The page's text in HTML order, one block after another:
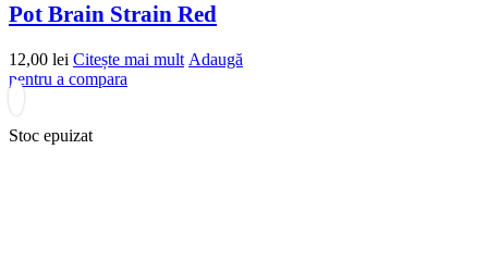
Pot Brain Strain Red
12,00 lei Citește mai mult Adaugă
pentru a compara
Stoc epuizat